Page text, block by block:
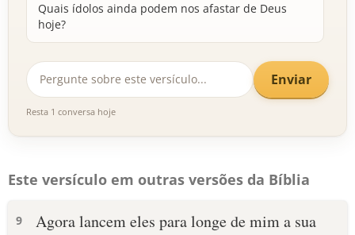
Quais ídolos ainda podem nos afastar de Deus
hoje?
Enviar
Resta 1 conversa hoje
Este versículo em outras versões da Bíblia
9
Agora lancem eles para longe de mim a sua